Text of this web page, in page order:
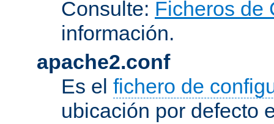
Consulte: Ficheros de
información.
apache2.conf
Es el fichero de
ubicación por defecto